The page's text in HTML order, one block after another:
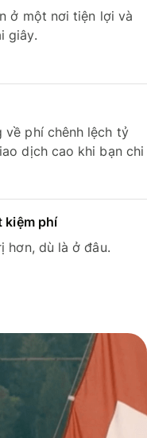
ở một nơi tiện lợi và
giây.
về phí chênh lệch tỷ
dịch cao khi bạn chi
kiệm phí
hơn, dù là ở đâu.